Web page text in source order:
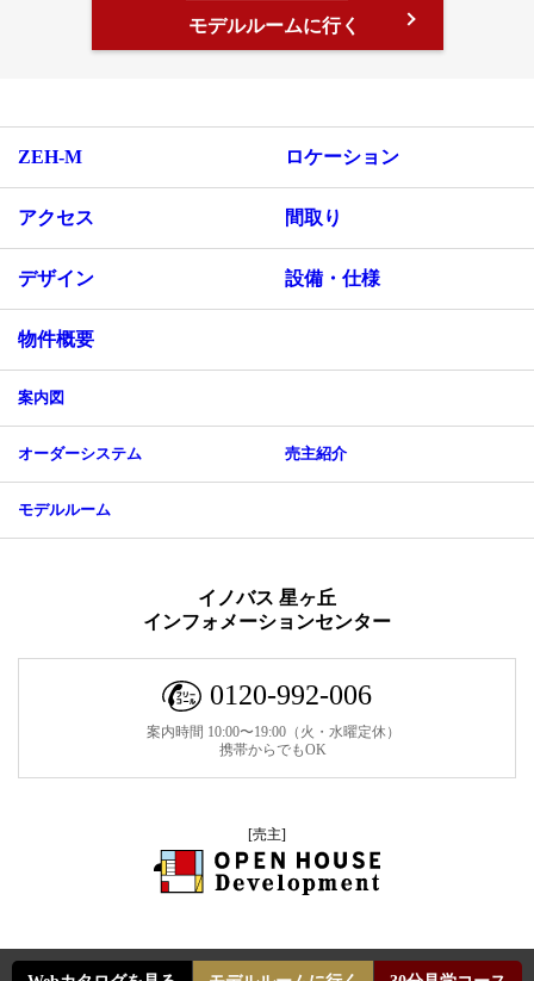
モデルルームに行く
ZEH-M ロケーション
アクセス 間取り
デザイン 設備・仕様
物件概要
案内図
オーダーシステム 売主紹介
モデルルーム
イノバス 星ヶ丘
インフォメーションセンター
0120-992-006
案内時間 10:00〜19:00（火・水曜定休）
携帯からでもOK
[売主]